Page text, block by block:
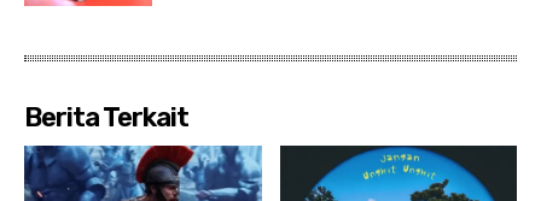
Berita Terkait